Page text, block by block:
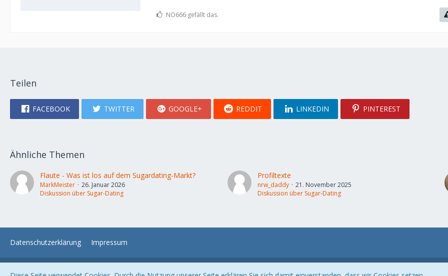
NO666 gefällt das.
Teilen
FACEBOOK TWITTER GOOGLE+ REDDIT LINKEDIN PINTEREST
Ähnliche Themen
Flaute - Was ist los auf dem Sugardating-Markt?
MarkMeister
26. Januar 2026
Diskussion über Sugar-Dating
Profiltexte
nrw_daddy
21. November 2025
Diskussion über Sugar-Dating
Datenschutzerklärung Impressum
Community-Software: WoltLab Suite™